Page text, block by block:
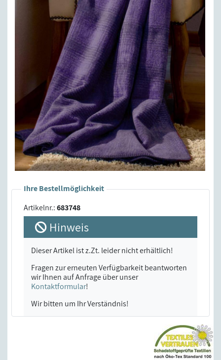
Ihre Bestellmöglichkeit
Artikelnr.:683748
Hinweis
Dieser Artikel ist z.Zt. leider nicht erhältlich!
Fragen zur erneuten Verfügbarkeit beantworten
wir Ihnen auf Anfrage über unser
Kontaktformular!
Wir bitten um Ihr Verständnis!